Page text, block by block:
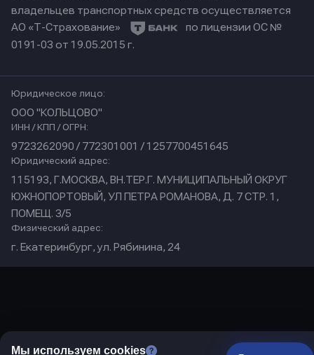
Мы используем cookies
владельцев транспортных средств осуществляется
АО «Т-Страхование»
по лицензии ОС №
0191-03 от 19.05.2015 г.
Юридическое лицо:
ООО "КОЛЬЦОВО"
ИНН / КПП / ОГРН:
9723262090 / 772301001 / 1257700451645
Юридический адрес:
115193, Г.МОСКВА, ВН.ТЕР.Г. МУНИЦИПАЛЬНЫЙ ОКРУГ
ЮЖНОПОРТОВЫЙ, УЛ ПЕТРА РОМАНОВА, Д. 7 СТР. 1,
ПОМЕЩ. 3/5
Физический адрес:
г. Екатеринбург, ул. Рябинина, 24